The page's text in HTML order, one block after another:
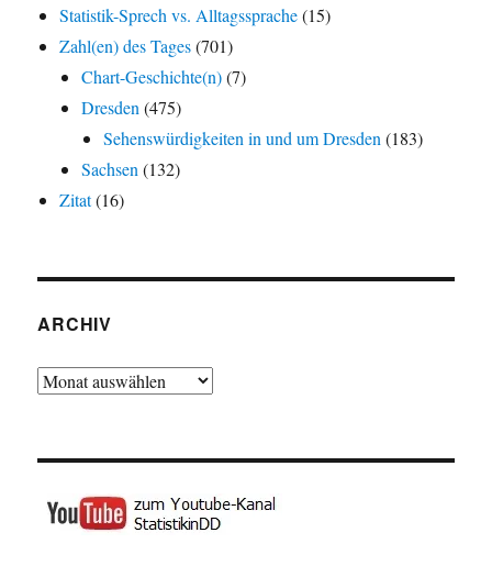
Statistik-Sprech vs. Alltagssprache(15)
Zahl(en) des Tages(701)
Chart-Geschichte(n)(7)
Dresden(475)
Sehenswürdigkeiten in und um Dresden(183)
Sachsen(132)
Zitat(16)
ARCHIV
Archiv